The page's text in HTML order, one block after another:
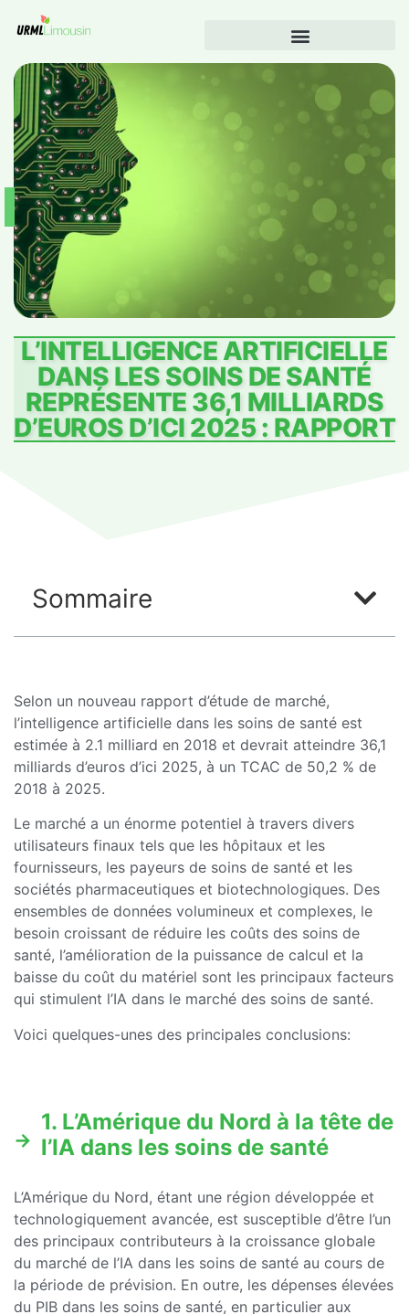
L’INTELLIGENCE ARTIFICIELLE
DANS LES SOINS DE SANTÉ
REPRÉSENTE 36,1 MILLIARDS
D’EUROS D’ICI 2025 : RAPPORT
Sommaire
Selon un nouveau rapport d’étude de marché,
l’intelligence artificielle dans les soins de santé est
estimée à 2.1 milliard en 2018 et devrait atteindre 36,1
milliards d’euros d’ici 2025, à un TCAC de 50,2 % de
2018 à 2025.
Le marché a un énorme potentiel à travers divers
utilisateurs finaux tels que les hôpitaux et les
fournisseurs, les payeurs de soins de santé et les
sociétés pharmaceutiques et biotechnologiques. Des
ensembles de données volumineux et complexes, le
besoin croissant de réduire les coûts des soins de
santé, l’amélioration de la puissance de calcul et la
baisse du coût du matériel sont les principaux facteurs
qui stimulent l’IA dans le marché des soins de santé.
Voici quelques-unes des principales conclusions:
1. L’Amérique du Nord à la tête de
l’IA dans les soins de santé
L’Amérique du Nord, étant une région développée et
technologiquement avancée, est susceptible d’être l’un
des principaux contributeurs à la croissance globale
du marché de l’IA dans les soins de santé au cours de
la période de prévision. En outre, les dépenses élevées
du PIB dans les soins de santé, en particulier aux